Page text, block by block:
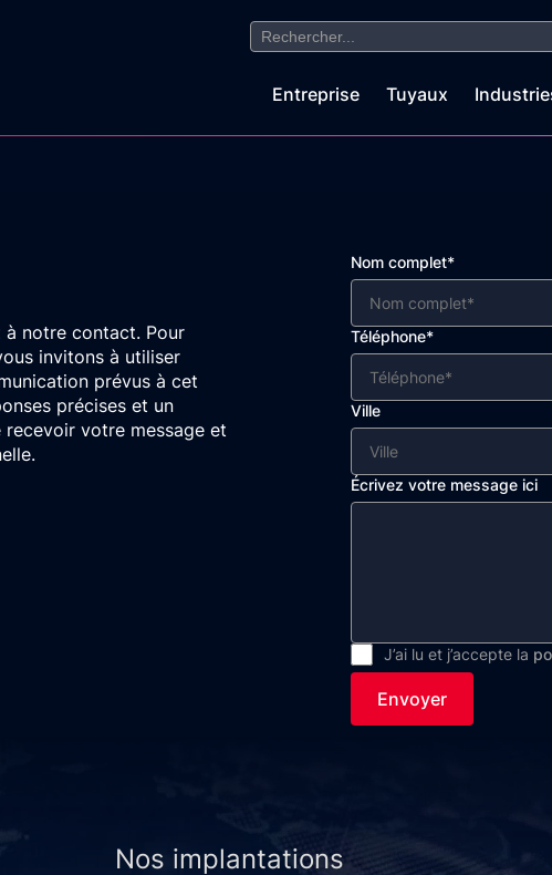
Search
for:
Entreprise Tuyaux
à notre contact. Pour
invitons à utiliser
prévus à cet
précises et un
recevoir votre message et
Nom complet*
Téléphone*
Ville
Écrivez votre message ici
J’ai lu et j’accepte la
Envoyer
Nos implantations